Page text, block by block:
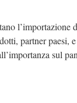
partner
sul